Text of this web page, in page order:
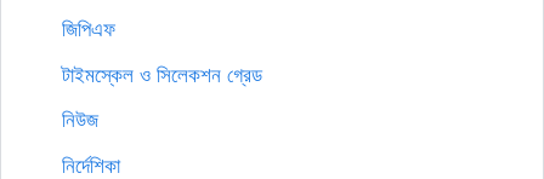
জিপিএফ
টাইমস্কেল ও সিলেকশন গ্রেড
নিউজ
নির্দেশিকা